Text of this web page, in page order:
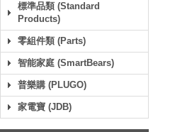
標準品類 (Standard
Products)
零組件類 (Parts)
智能家庭 (SmartBears)
普樂購 (PLUGO)
家電寶 (JDB)